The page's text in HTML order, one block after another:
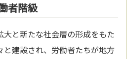
者階級
大と新たな社会層の形成をもた
と建設され、労働者たちが地方